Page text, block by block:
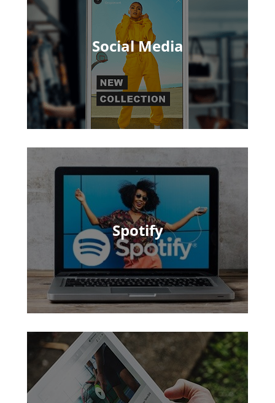
Social Media
Spotify